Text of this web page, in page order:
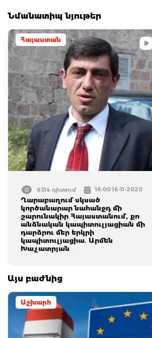
Նմանատիպ նյութեր
Հայաստան
6314 դիտում 16:00 16-11-2020
Ղարաբաղում սկսած
կործանարար նահանջդ մի
շարունակիր Հայաստանում, քո
անձնական կապիտուլյացիան մի
դարձրու մեր երկրի
կապիտուլյացիա․ Արմեն
Խաչատրյան
Այս բաժնից
Աշխարհ